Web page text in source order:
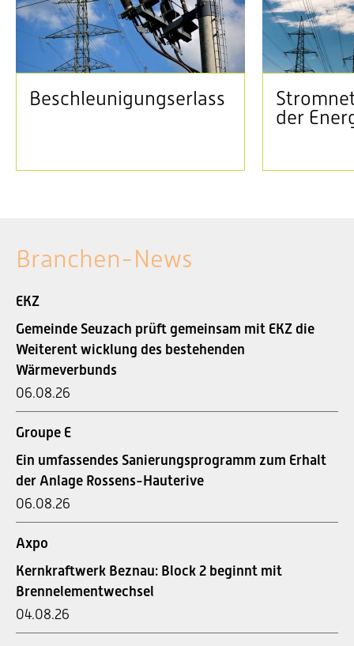
Beschleunigungserlass
der
Branchen-News
EKZ
Gemeinde Seuzach prüft gemeinsam mit EKZ die
Weiterent wicklung des bestehenden
Wärmeverbunds
06.08.26
Groupe E
Ein umfassendes Sanierungsprogramm zum Erhalt
der Anlage Rossens-Hauterive
06.08.26
Axpo
Kernkraftwerk Beznau: Block 2 beginnt mit
Brennelementwechsel
04.08.26